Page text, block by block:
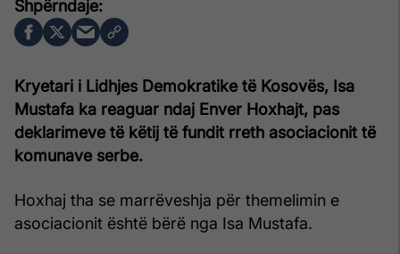
Kryetari i Lidhjes Demokratike të Kosovës, Isa
Mustafa ka reaguar ndaj Enver Hoxhajt, pas
deklarimeve të këtij të fundit rreth asociacionit të
komunave serbe.
Hoxhaj tha se marrëveshja për themelimin e
asociacionit është bërë nga Isa Mustafa.